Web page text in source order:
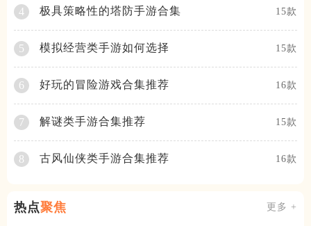
4 极具策略性的塔防手游合集 15款
5 模拟经营类手游如何选择 15款
6 好玩的冒险游戏合集推荐 16款
7 解谜类手游合集推荐 15款
8 古风仙侠类手游合集推荐 16款
热点聚焦 更多 +